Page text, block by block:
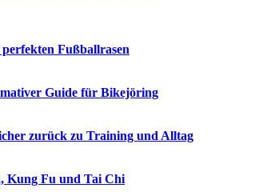
Fußballrasen
Guide für Bikejöring
zurück zu Training und Alltag
Kung Fu und Tai Chi